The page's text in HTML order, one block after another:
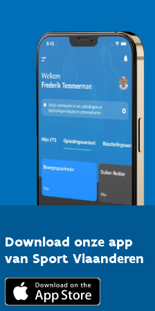
Download onze app
van Sport Vlaanderen